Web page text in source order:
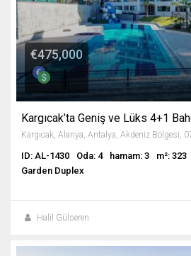
€475,000
Kargıcak’ta Geniş ve Lüks 4+1
ID: AL-1430 Oda: 4 hamam: 3
m²: 323
Garden Duplex
Halil Gülseren